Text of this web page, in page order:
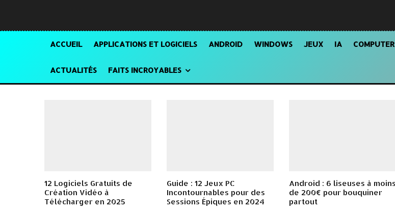
ACCUEIL APPLICATIONS ET LOGICIELS ANDROID WINDOWS JEUX IA
ACTUALITÉS FAITS INCROYABLES
12 Logiciels Gratuits de
Création Vidéo à
Télécharger en 2025
Guide : 12 Jeux PC
Incontournables pour des
Sessions Épiques en 2024
Android : 6 liseuses à moins
de 200€ pour bouquiner
partout